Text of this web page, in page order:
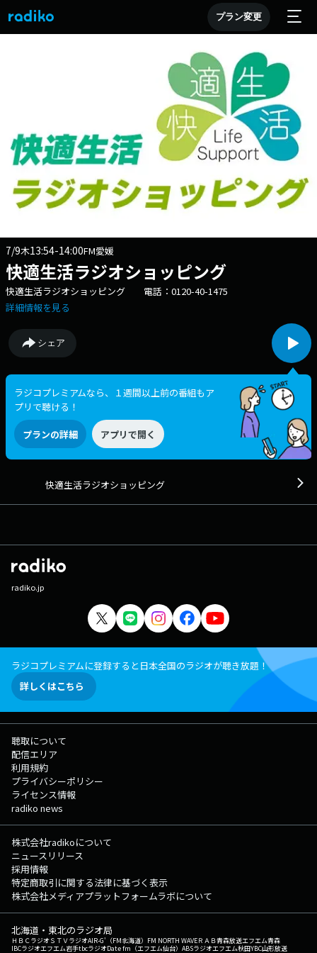
プラン変更
7/9木13:54-14:00FM愛媛
快適生活ラジオショッピング
快適生活ラジオショッピング 電話：0120-40-1475
詳細情報を見る
シェア
ラジコプレミアムなら、１週間以上前の番組もア
プリで聴ける！
プランの詳細 アプリで開く
快適生活ラジオショッピング
radiko.jp
ラジコプレミアムに登録すると日本全国のラジオが聴き放題！
詳しくはこちら
聴取について
配信エリア
利用規約
プライバシーポリシー
ライセンス情報
radiko news
株式会社radikoについて
ニュースリリース
採用情報
特定商取引に関する法律に基づく表示
株式会社メディアプラットフォームラボについて
北海道・東北のラジオ局
ＨＢＣラジオＳＴＶラジオAIR-G'（FM北海道） FM NORTH WAVEＲＡＢ青森放送エフエム青森
IBCラジオエフエム岩手tbcラジオDate fm（エフエム仙台） ABSラジオエフエム秋田YBC山形放送